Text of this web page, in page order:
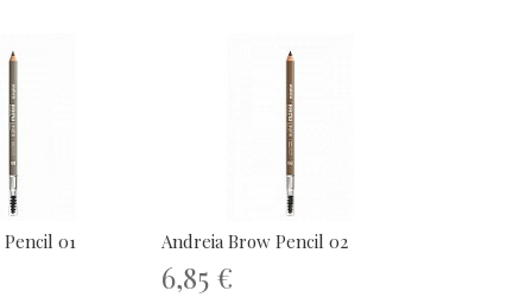
01 Andreia Brow Pencil 02
6,85 €